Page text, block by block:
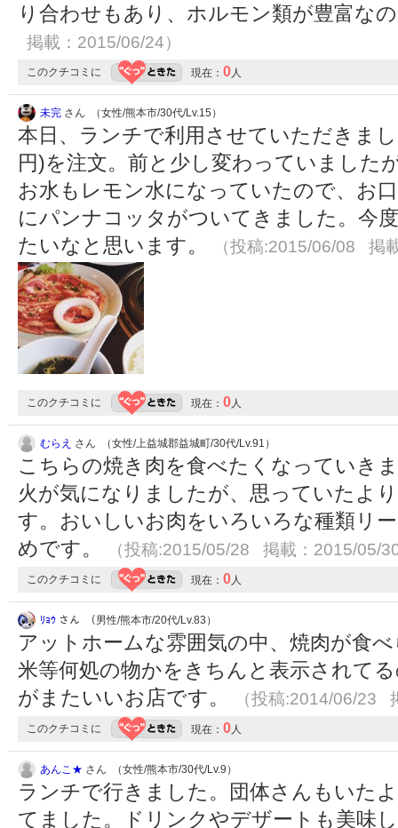
り合わせもあり、ホルモン類が豊富な
掲載：2015/06/24）
このクチコミに 現在： 0 人
未完 さん （女性/熊本市/30代/Lv.15）
本日、ランチで利用させていただきま
円)を注文。前と少し変わっていました
お水もレモン水になっていたので、お
にパンナコッタがついてきました。今
たいなと思います。
（投稿:2015/06/08 掲
このクチコミに 現在： 0 人
むらえ さん （女性/上益城郡益城町/30代/Lv.91）
こちらの焼き肉を食べたくなっていき
火が気になりましたが、思っていたよ
す。おいしいお肉をいろいろな種類リ
めです。
（投稿:2015/05/28 掲載：2015/05/
このクチコミに 現在： 0 人
ﾘｮｳ さん （男性/熊本市/20代/Lv.83）
アットホームな雰囲気の中、焼肉が食
米等何処の物かをきちんと表示されて
がまたいいお店です。
（投稿:2014/06/23
このクチコミに 現在： 0 人
あんこ★ さん （女性/熊本市/30代/Lv.9）
ランチで行きました。団体さんもいた
てました。ドリンクやデザートも美味